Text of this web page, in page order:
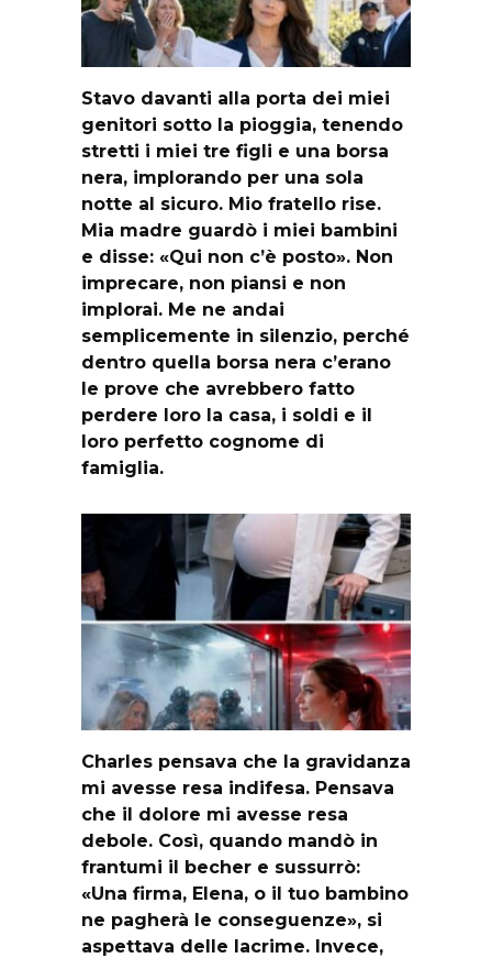
Stavo davanti alla porta dei miei
genitori sotto la pioggia, tenendo
stretti i miei tre figli e una borsa
nera, implorando per una sola
notte al sicuro. Mio fratello rise.
Mia madre guardò i miei bambini
e disse: «Qui non c’è posto». Non
imprecare, non piansi e non
implorai. Me ne andai
semplicemente in silenzio, perché
dentro quella borsa nera c’erano
le prove che avrebbero fatto
perdere loro la casa, i soldi e il
loro perfetto cognome di
famiglia.
Charles pensava che la gravidanza
mi avesse resa indifesa. Pensava
che il dolore mi avesse resa
debole. Così, quando mandò in
frantumi il becher e sussurrò:
«Una firma, Elena, o il tuo bambino
ne pagherà le conseguenze», si
aspettava delle lacrime. Invece,